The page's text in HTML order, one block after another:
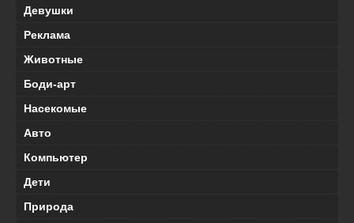
Девушки
Реклама
Животные
Боди-арт
Насекомые
Авто
Компьютер
Дети
Природа